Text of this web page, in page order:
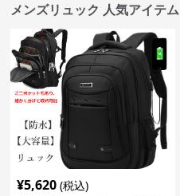
メンズリュック 人気アイテム
¥5,620 (税込)